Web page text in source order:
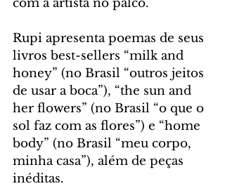
com a artista no palco.
Rupi apresenta poemas de seus
livros best-sellers “milk and
honey” (no Brasil “outros jeitos
de usar a boca”), “the sun and
her flowers” (no Brasil “o que o
sol faz com as flores”) e “home
body” (no Brasil “meu corpo,
minha casa”), além de peças
inéditas.